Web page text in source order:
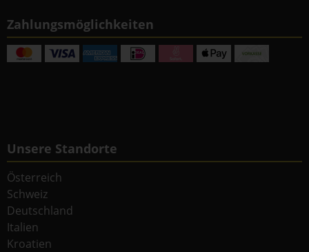
Zahlungsmöglichkeiten
Unsere Standorte
Österreich
Schweiz
Deutschland
Italien
Kroatien